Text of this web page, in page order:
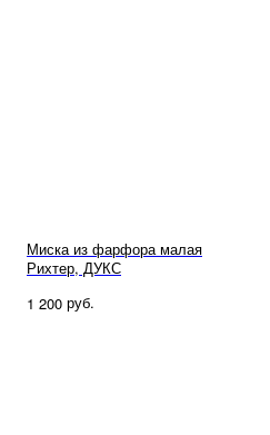
Миска из фарфора малая
Рихтер, ДУКС
1 200 руб.